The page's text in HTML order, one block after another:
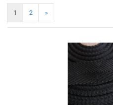
1 2 »